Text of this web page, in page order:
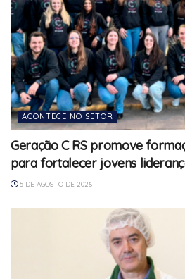
ACONTECE NO SETOR
Geração C RS promove
para fortalecer jovens
5 DE AGOSTO DE 2026